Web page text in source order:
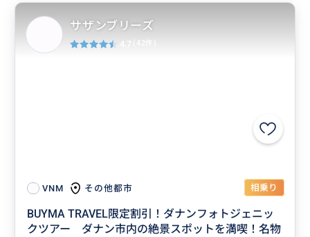
VNM その他都市 相乗り
BUYMA TRAVEL限定割引！ダナンフォトジェニッ
クツアー ダナン市内の絶景スポットを満喫！名物
サザンブリーズ
4.7 (42件)